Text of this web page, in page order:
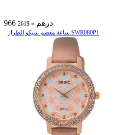
966 درهم ≈ $261
ساعة معصم سیکو الطراز SWR080P1